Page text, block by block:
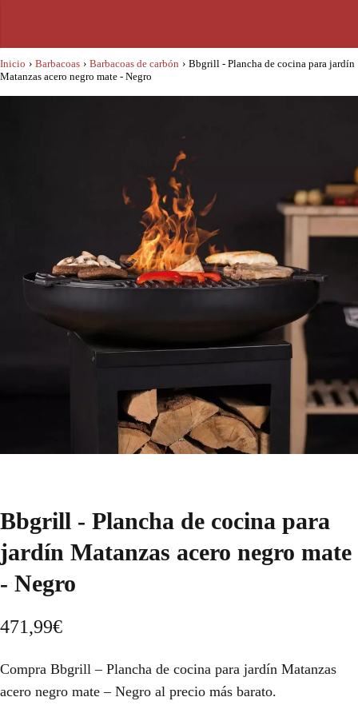
Inicio › Barbacoas › Barbacoas de carbón › Bbgrill - Plancha de cocina para jardín
Matanzas acero negro mate - Negro
Bbgrill - Plancha de cocina para
jardín Matanzas acero negro mate
- Negro
471,99€
Compra Bbgrill – Plancha de cocina para jardín Matanzas
acero negro mate – Negro al precio más barato.